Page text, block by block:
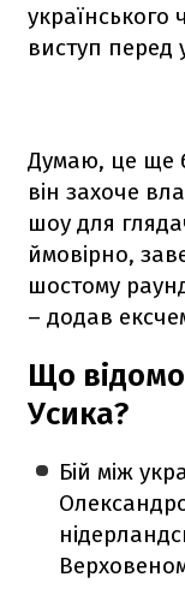
українського
виступ перед
Думаю, це ще
він захоче
шоу для
ймовірно,
шостому
– додав
Що
Усика?
Бій між